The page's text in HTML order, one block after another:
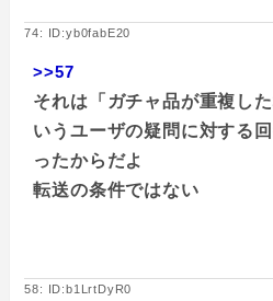
74: ID:yb0fabE20
>>57
それは「ガチャ品が重複し
いうユーザの疑問に対する
ったからだよ
転送の条件ではない
58: ID:b1LrtDyR0